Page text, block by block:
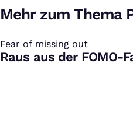
Mehr zum Thema
Fear of missing out
:
Raus aus der FOMO-